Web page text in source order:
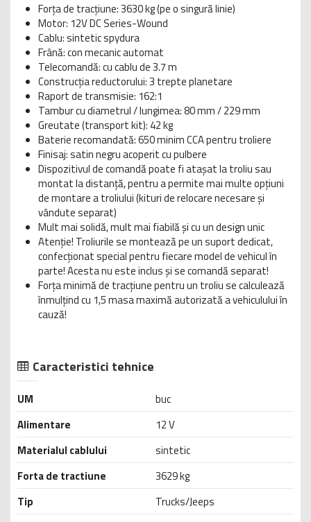
Forţa de tracţiune: 3630 kg (pe o singură linie)
Motor: 12V DC Series-Wound
Cablu: sintetic spydura
Frână: con mecanic automat
Telecomandă: cu cablu de 3.7 m
Construcţia reductorului: 3 trepte planetare
Raport de transmisie: 162:1
Tambur cu diametrul / lungimea: 80 mm / 229 mm
Greutate (transport kit): 42 kg
Baterie recomandată: 650 minim CCA pentru troliere
Finisaj: satin negru acoperit cu pulbere
Dispozitivul de comandă poate fi ataşat la troliu sau
montat la distanţă, pentru a permite mai multe opţiuni
de montare a troliului (kituri de relocare necesare şi
vândute separat)
Mult mai solidă, mult mai fiabilă şi cu un design unic
Atenţie! Troliurile se montează pe un suport dedicat,
confecţionat special pentru fiecare model de vehicul în
parte! Acesta nu este inclus şi se comandă separat!
Forţa minimă de tracţiune pentru un troliu se calculează
înmulţind cu 1,5 masa maximă autorizată a vehiculului în
cauză!
Caracteristici tehnice
UM
buc
Alimentare
12 V
Materialul cablului
sintetic
Forta de tractiune
3629 kg
Tip
Trucks/Jeeps